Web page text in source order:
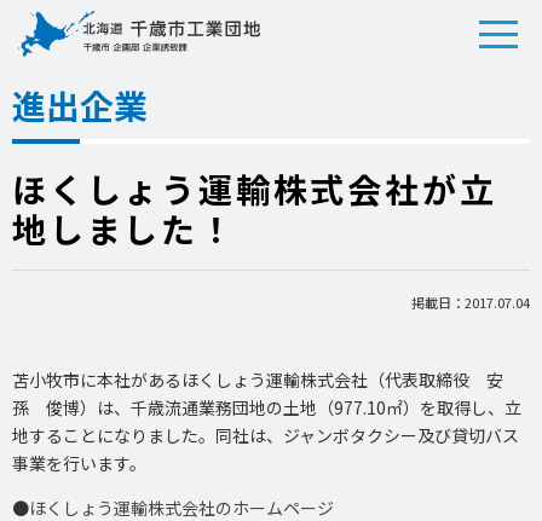
進出企業
ほくしょう運輸株式会社が立
地しました！
掲載日：2017.07.04
苫小牧市に本社があるほくしょう運輸株式会社（代表取締役 安
孫 俊博）は、千歳流通業務団地の土地（977.10㎡）を取得し、立
地することになりました。同社は、ジャンボタクシー及び貸切バス
事業を行います。
●ほくしょう運輸株式会社のホームページ